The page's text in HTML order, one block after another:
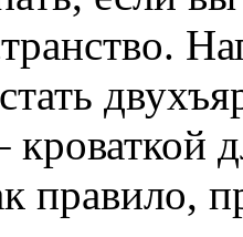
правило,